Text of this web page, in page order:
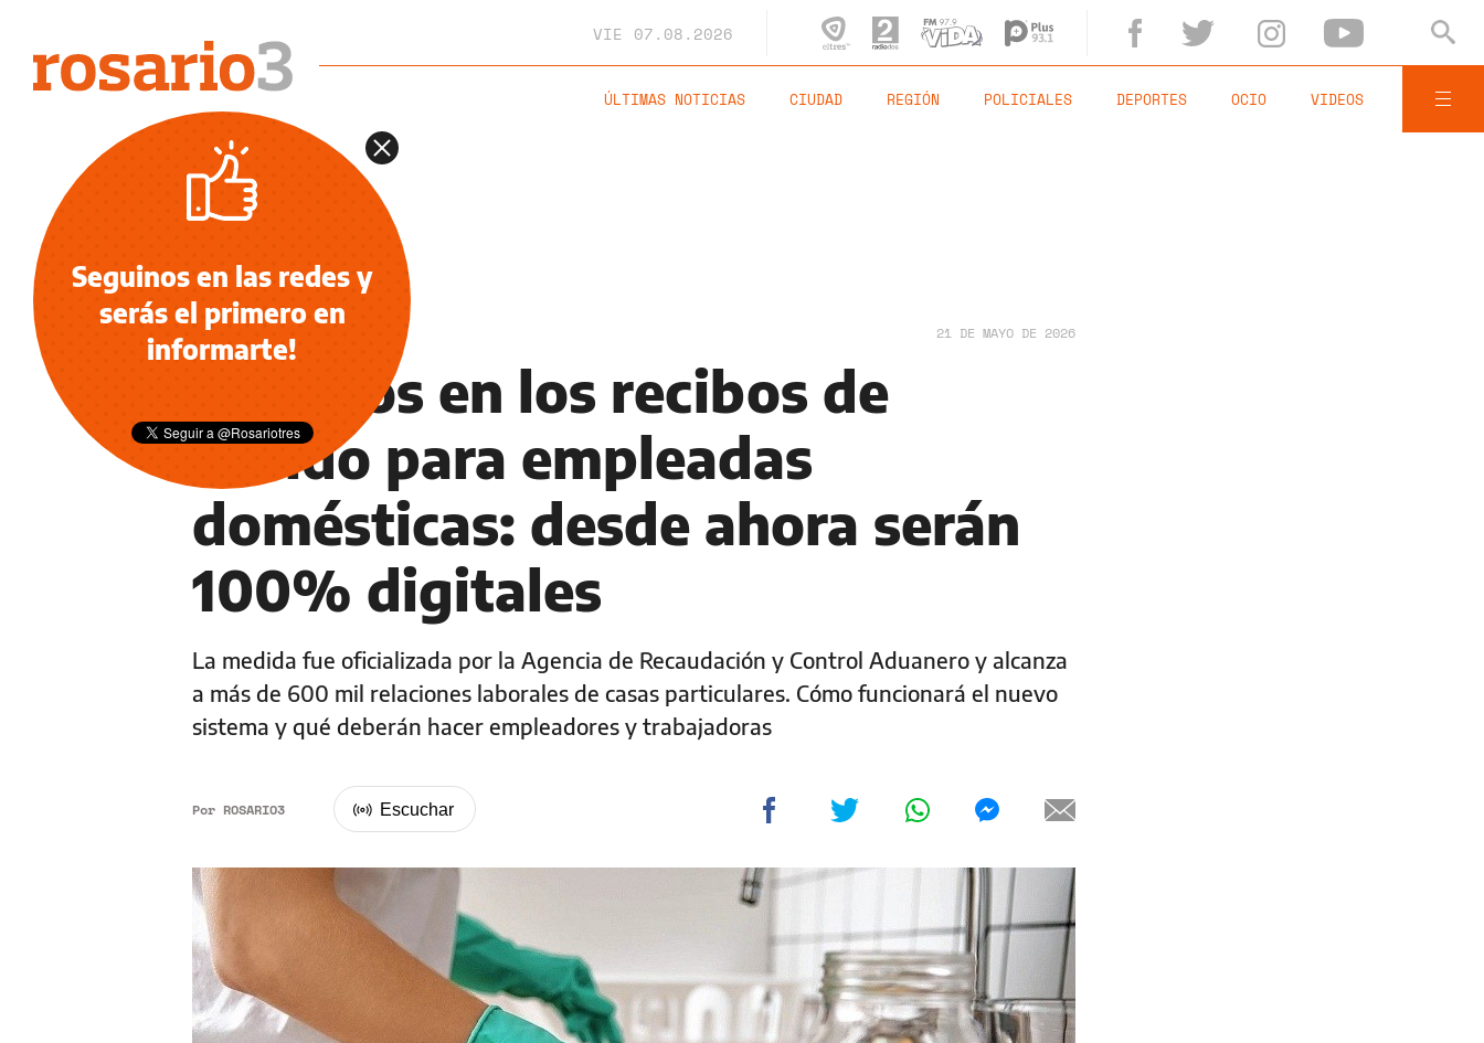
VIE 07.08.2026
ÚLTIMAS NOTICIAS CIUDAD REGIÓN POLICIALES DEPORTES OCIO VIDEOS
INFORMACIÓN GENERAL 21 DE MAYO DE 2026
Cambios en los recibos de
sueldo para empleadas
domésticas: desde ahora serán
100% digitales
La medida fue oficializada por la Agencia de Recaudación y Control Aduanero y alcanza
a más de 600 mil relaciones laborales de casas particulares. Cómo funcionará el nuevo
sistema y qué deberán hacer empleadores y trabajadoras
Por ROSARIO3
Seguinos en las redes y
serás el primero en
informarte!